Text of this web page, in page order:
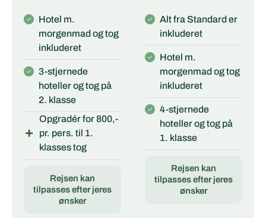
Hotel m.
morgenmad og tog
inkluderet
3-stjernede
hoteller og tog på
2. klasse
Opgradér for 800,-
pr. pers. til 1.
klasses tog
Rejsen kan
tilpasses efter jeres
ønsker
Alt fra Standard er
inkluderet
Hotel m.
morgenmad og tog
inkluderet
4-stjernede
hoteller og tog på
1. klasse
Rejsen kan
tilpasses efter jeres
ønsker